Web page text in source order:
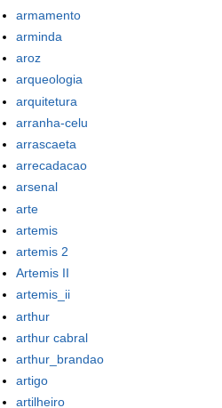
armamento
arminda
aroz
arqueologia
arquitetura
arranha-celu
arrascaeta
arrecadacao
arsenal
arte
artemis
artemis 2
Artemis II
artemis_ii
arthur
arthur cabral
arthur_brandao
artigo
artilheiro